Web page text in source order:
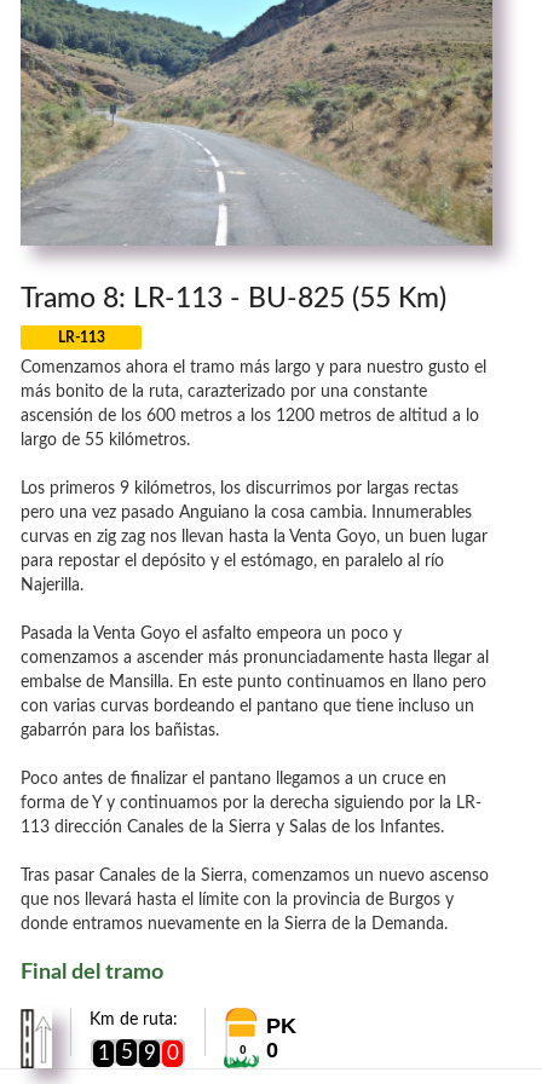
Tramo 8: LR-113 - BU-825 (55 Km)
LR-113
Comenzamos ahora el tramo más largo y para nuestro gusto el
más bonito de la ruta, carazterizado por una constante
ascensión de los 600 metros a los 1200 metros de altitud a lo
largo de 55 kilómetros.
Los primeros 9 kilómetros, los discurrimos por largas rectas
pero una vez pasado Anguiano la cosa cambia. Innumerables
curvas en zig zag nos llevan hasta la Venta Goyo, un buen lugar
para repostar el depósito y el estómago, en paralelo al río
Najerilla.
Pasada la Venta Goyo el asfalto empeora un poco y
comenzamos a ascender más pronunciadamente hasta llegar al
embalse de Mansilla. En este punto continuamos en llano pero
con varias curvas bordeando el pantano que tiene incluso un
gabarrón para los bañistas.
Poco antes de finalizar el pantano llegamos a un cruce en
forma de Y y continuamos por la derecha siguiendo por la LR-
113 dirección Canales de la Sierra y Salas de los Infantes.
Tras pasar Canales de la Sierra, comenzamos un nuevo ascenso
que nos llevará hasta el límite con la provincia de Burgos y
donde entramos nuevamente en la Sierra de la Demanda.
Final del tramo
Km de ruta:
1 5 9 0 0
PK
0